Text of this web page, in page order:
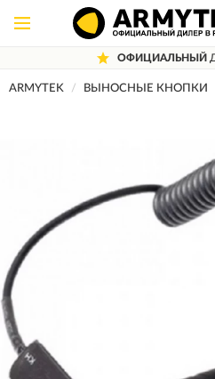
ОФИЦИАЛЬНЫЙ
ARMYTEK ВЫНОСНЫЕ КНОПКИ